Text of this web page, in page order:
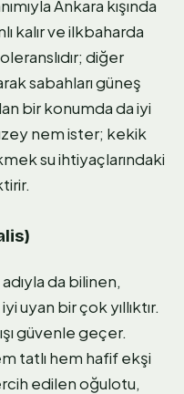
Ankara kışında
kalır ve ilkbaharda
diğer
sabahları güneş
bir konumda da iyi
nem ister; kekik
su ihtiyaçlarındaki
da bilinen,
uyan bir çok yıllıktır.
güvenle geçer.
tatlı hem hafif ekşi
edilen oğulotu,